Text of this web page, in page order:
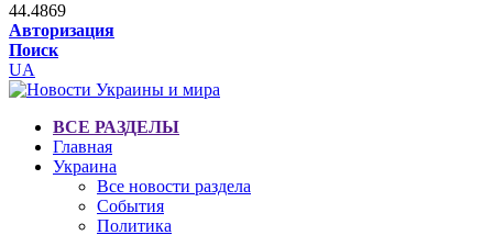
44.4869
Авторизация
Поиск
UA
ВСЕ РАЗДЕЛЫ
Главная
Украина
Все новости раздела
События
Политика